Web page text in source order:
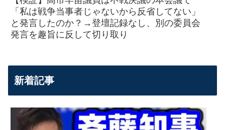
「私は戦争当事者じゃないから反省してない」
と発言したのか？→登壇記録なし、別の委員会
発言を趣旨に反して切り取り
新着記事